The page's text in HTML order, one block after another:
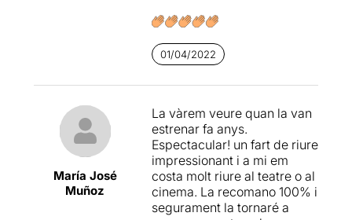
01/04/2022
María José
Muñoz
La vàrem veure quan la van
estrenar fa anys.
Espectacular! un fart de riure
impressionant i a mi em
costa molt riure al teatre o al
cinema. La recomano 100% i
segurament la tornaré a